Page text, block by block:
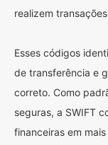
realizem
Esses códigos
de transferência e
correto. Como
seguras, a SWIFT
financeiras em